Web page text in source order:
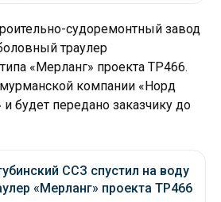
судоремонтный завод
траулер
«Мерланг» проекта ТР466.
компании «Норд
будет передано заказчику до
ССЗ спустил на воду
«Мерланг» проекта ТР466